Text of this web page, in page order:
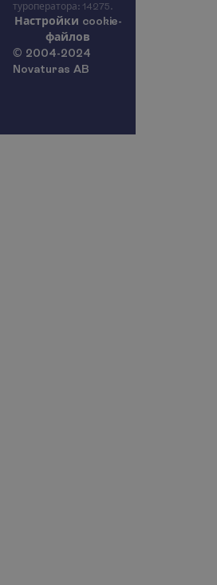
туроператора: 14275.
Настройки cookie-
файлов
© 2004-2024
Novaturas AB